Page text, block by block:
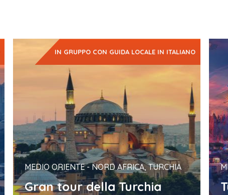
IN GRUPPO CON GUIDA LOCALE IN ITALIANO
MEDIO ORIENTE - NORD AFRICA, TURCHIA
Gran tour della Turchia
Un Paese esteso, porta d'ingresso dell'Asia Centrale e
dove la Storia è tangibile e presente,…
Un
dove